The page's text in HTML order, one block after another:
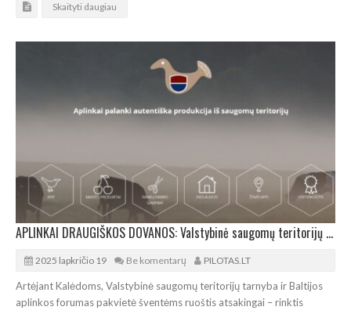
Skaityti daugiau
APLINKAI DRAUGIŠKOS DOVANOS: Valstybinė saugomų teritorijų tarnyba rengia mugę
2025 lapkričio 19 Be komentarų PILOTAS.LT
Artėjant Kalėdoms, Valstybinė saugomų teritorijų tarnyba ir Baltijos
aplinkos forumas pakvietė šventėms ruoštis atsakingai – rinktis